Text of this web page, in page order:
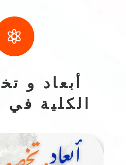

أبعاد و
الكلية في